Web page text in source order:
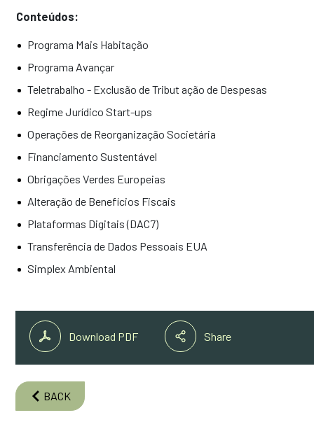
Conteúdos:
Programa Mais Habitação
Programa Avançar
Teletrabalho - Exclusão de Tribut ação de Despesas
Regime Jurídico Start-ups
Operações de Reorganização Societária
Financiamento Sustentável
Obrigações Verdes Europeias
Alteração de Benefícios Fiscais
Plataformas Digitais (DAC7)
Transferência de Dados Pessoais EUA
Simplex Ambiental
Download PDF Share
BACK